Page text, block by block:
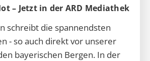
– Jetzt in der ARD Mediathek
schreibt die spannendsten
- so auch direkt vor unserer
bayerischen Bergen. In der